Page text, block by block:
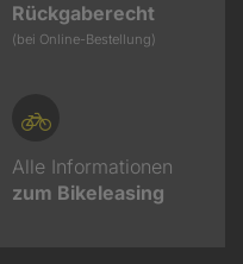
Rückgaberecht
(bei Online-Bestellung)
Alle Informationen
zum Bikeleasing